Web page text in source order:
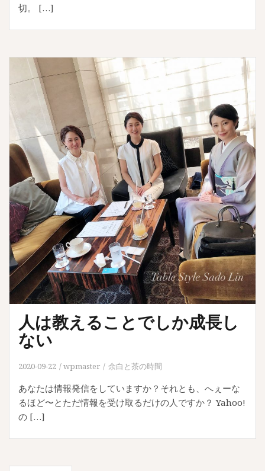
切。 […]
人は教えることでしか成長し
ない
2020-09-22 wpmaster 余白と茶の時間
あなたは情報発信をしていますか？それとも、へぇーな
るほど〜とただ情報を受け取るだけの人ですか？ Yahoo!
の […]